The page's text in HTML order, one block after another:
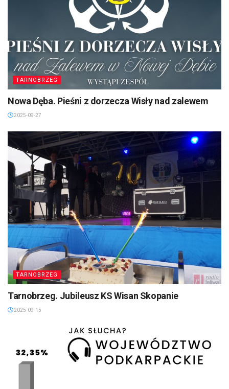
TARNOBRZEG
Nowa Dęba. Pieśni z dorzecza Wisły nad zalewem
2025-09-27
TARNOBRZEG
Tarnobrzeg. Jubileusz KS Wisan Skopanie
2025-09-15